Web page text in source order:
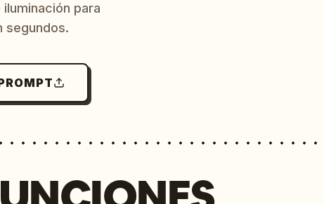
para
segundos.